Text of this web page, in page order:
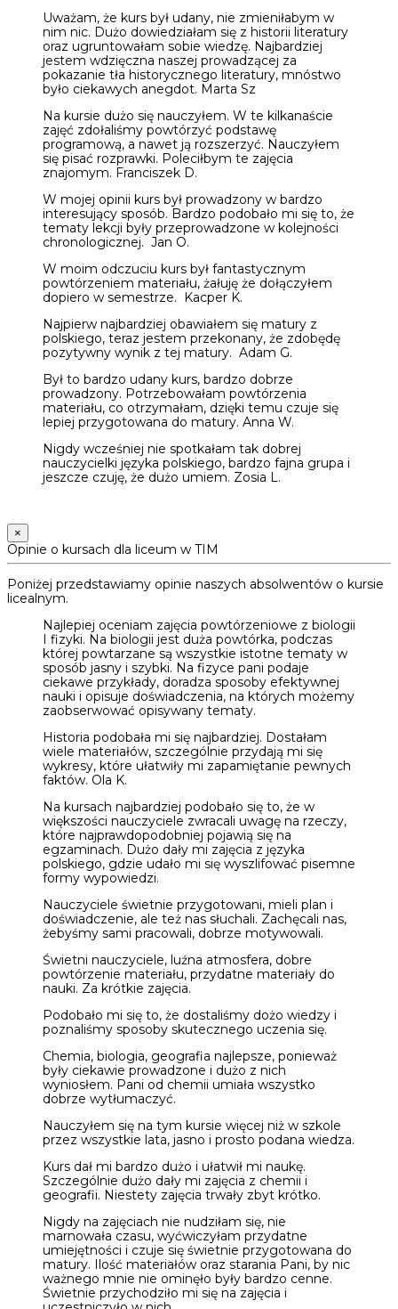
Uważam, że kurs był udany, nie zmieniłabym w
nim nic. Dużo dowiedziałam się z historii literatury
oraz ugruntowałam sobie wiedzę. Najbardziej
jestem wdzięczna naszej prowadzącej za
pokazanie tła historycznego literatury, mnóstwo
było ciekawych anegdot. Marta Sz
Na kursie dużo się nauczyłem. W te kilkanaście
zajęć zdołaliśmy powtórzyć podstawę
programową, a nawet ją rozszerzyć. Nauczyłem
się pisać rozprawki. Poleciłbym te zajęcia
znajomym. Franciszek D.
W mojej opinii kurs był prowadzony w bardzo
interesujący sposób. Bardzo podobało mi się to, że
tematy lekcji były przeprowadzone w kolejności
chronologicznej. Jan O.
W moim odczuciu kurs był fantastycznym
powtórzeniem materiału, żałuję że dołączyłem
dopiero w semestrze. Kacper K.
Najpierw najbardziej obawiałem się matury z
polskiego, teraz jestem przekonany, że zdobędę
pozytywny wynik z tej matury. Adam G.
Był to bardzo udany kurs, bardzo dobrze
prowadzony. Potrzebowałam powtórzenia
materiału, co otrzymałam, dzięki temu czuje się
lepiej przygotowana do matury. Anna W.
Nigdy wcześniej nie spotkałam tak dobrej
nauczycielki języka polskiego, bardzo fajna grupa i
jeszcze czuję, że dużo umiem. Zosia L.
×
Opinie o kursach dla liceum w TIM
Poniżej przedstawiamy opinie naszych absolwentów o kursie
licealnym.
Najlepiej oceniam zajęcia powtórzeniowe z biologii
I fizyki. Na biologii jest duża powtórka, podczas
której powtarzane są wszystkie istotne tematy w
sposób jasny i szybki. Na fizyce pani podaje
ciekawe przykłady, doradza sposoby efektywnej
nauki i opisuje doświadczenia, na których możemy
zaobserwować opisywany tematy.
Historia podobała mi się najbardziej. Dostałam
wiele materiałów, szczególnie przydają mi się
wykresy, które ułatwiły mi zapamiętanie pewnych
faktów. Ola K.
Na kursach najbardziej podobało się to, że w
większości nauczyciele zwracali uwagę na rzeczy,
które najprawdopodobniej pojawią się na
egzaminach. Dużo dały mi zajęcia z języka
polskiego, gdzie udało mi się wyszlifować pisemne
formy wypowiedzi.
Nauczyciele świetnie przygotowani, mieli plan i
doświadczenie, ale też nas słuchali. Zachęcali nas,
żebyśmy sami pracowali, dobrze motywowali.
Świetni nauczyciele, luźna atmosfera, dobre
powtórzenie materiału, przydatne materiały do
nauki. Za krótkie zajęcia.
Podobało mi się to, że dostaliśmy dożo wiedzy i
poznaliśmy sposoby skutecznego uczenia się.
Chemia, biologia, geografia najlepsze, ponieważ
były ciekawie prowadzone i dużo z nich
wyniosłem. Pani od chemii umiała wszystko
dobrze wytłumaczyć.
Nauczyłem się na tym kursie więcej niż w szkole
przez wszystkie lata, jasno i prosto podana wiedza.
Kurs dał mi bardzo dużo i ułatwił mi naukę.
Szczególnie dużo dały mi zajęcia z chemii i
geografii. Niestety zajęcia trwały zbyt krótko.
Nigdy na zajęciach nie nudziłam się, nie
marnowała czasu, wyćwiczyłam przydatne
umiejętności i czuje się świetnie przygotowana do
matury. Ilość materiałów oraz starania Pani, by nic
ważnego mnie nie ominęło były bardzo cenne.
Świetnie przychodziło mi się na zajęcia i